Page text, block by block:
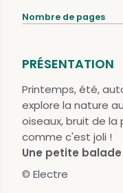
Nombre de pages
PRÉSENTATION
Printemps, été,
explore la nature
oiseaux, bruit de la
comme c'est joli !
Une petite
© Electre